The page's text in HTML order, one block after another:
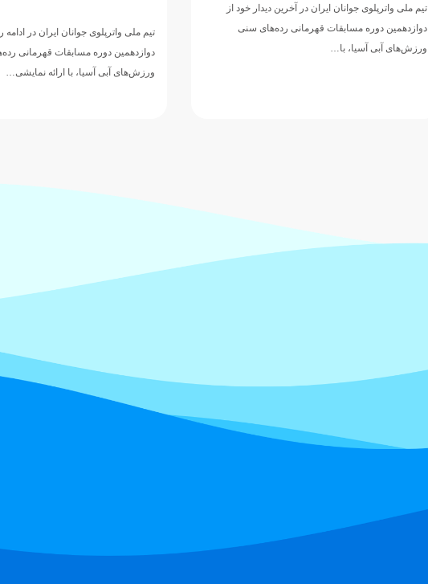
تیم ملی واترپلوی جوانان ایران در آخرین دیدار خود از
دوازدهمین دوره مسابقات قهرمانی رده‌های سنی
ورزش‌های آبی آسیا، با…
تیم ملی واترپلوی جوانان ایران در
دوازدهمین دوره مسابقات قهرمانی
ورزش‌های آبی آسیا، با ارائه نمایشی…